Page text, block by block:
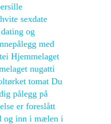
sexdate
og
med
Hjemmelaget
nugatti
tomat Du
pålegg på
er foreslått
og inn i mælen i